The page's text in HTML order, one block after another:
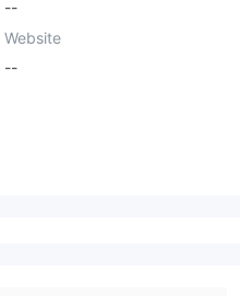
--
Website
--